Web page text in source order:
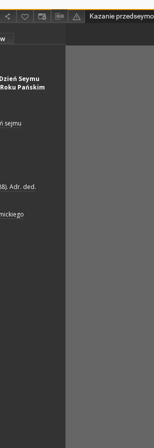
Seymu
Pańskim
sejmu
Adr. ded.